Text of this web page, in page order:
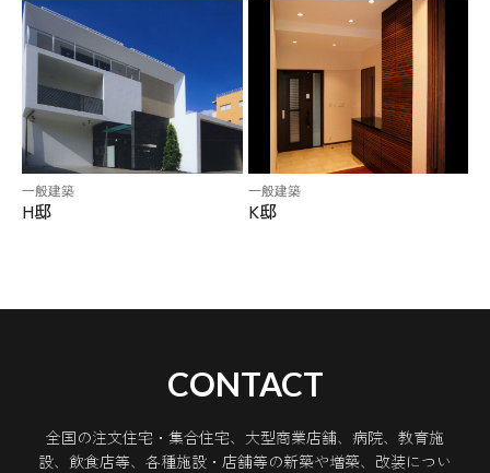
一般建築
H邸
一般建築
K邸
CONTACT
全国の注文住宅・集合住宅、大型商業店舗、病院、教育施
設、飲食店等、各種施設・店舗等の新築や増築、改装につい